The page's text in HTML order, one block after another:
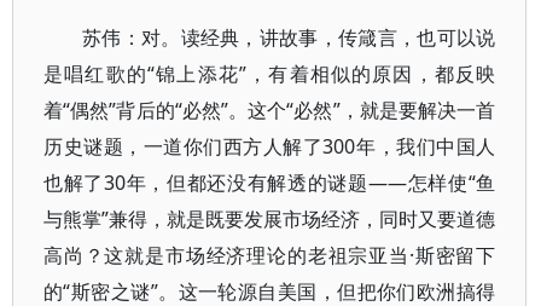
苏伟：对。读经典，讲故事，传箴言，也可以说
是唱红歌的“锦上添花”，有着相似的原因，都反映
着“偶然”背后的“必然”。这个“必然”，就是要解决一首
历史谜题，一道你们西方人解了300年，我们中国人
也解了30年，但都还没有解透的谜题——怎样使“鱼
与熊掌”兼得，就是既要发展市场经济，同时又要道德
高尚？这就是市场经济理论的老祖宗亚当·斯密留下
的“斯密之谜”。这一轮源自美国，但把你们欧洲搞得